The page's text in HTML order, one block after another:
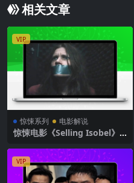
相关文章
VIP
惊悚系列 电影解说
惊悚电影《Selling Isobel》
VIP